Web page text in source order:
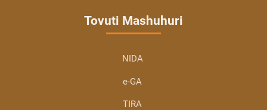
Tovuti Mashuhuri
NIDA
e-GA
TIRA